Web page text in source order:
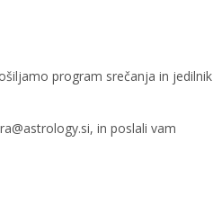
program srečanja in jedilnik
in poslali vam